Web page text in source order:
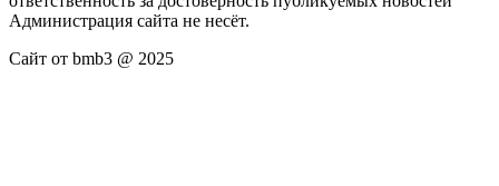
Администрация сайта не несёт.
Сайт от bmb3 @ 2025